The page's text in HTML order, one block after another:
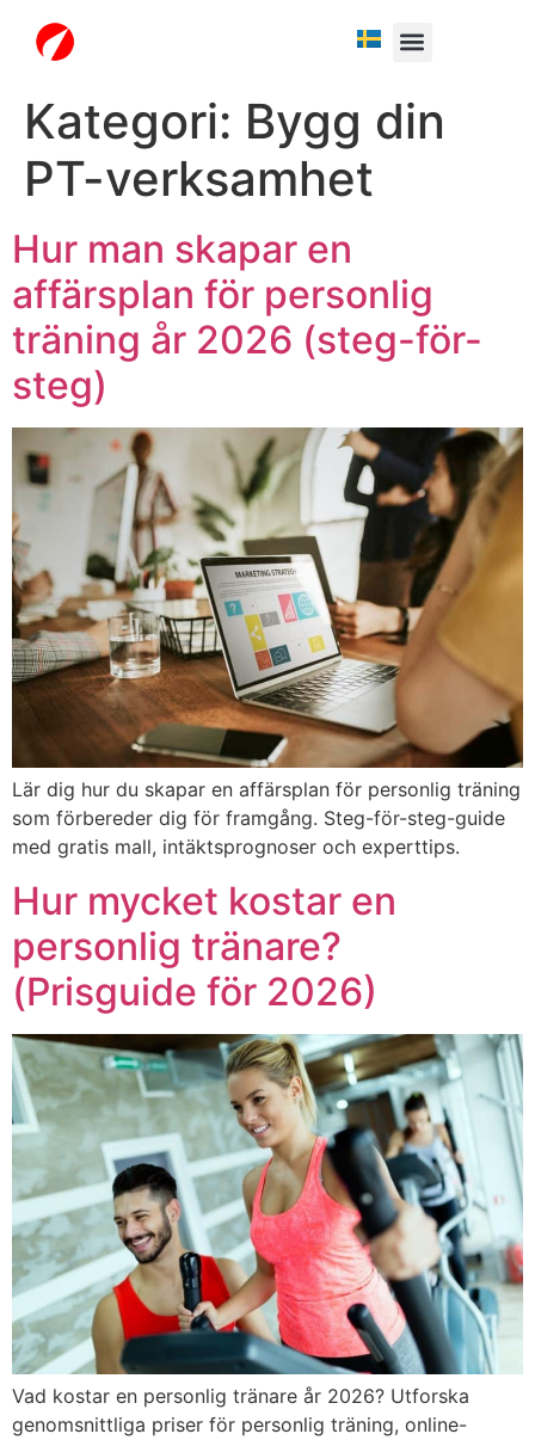
Kategori: Bygg din
PT-verksamhet
Hur man skapar en
affärsplan för personlig
träning år 2026 (steg-för-
steg)
Lär dig hur du skapar en affärsplan för personlig träning
som förbereder dig för framgång. Steg-för-steg-guide
med gratis mall, intäktsprognoser och experttips.
Hur mycket kostar en
personlig tränare?
(Prisguide för 2026)
Vad kostar en personlig tränare år 2026? Utforska
genomsnittliga priser för personlig träning, online-